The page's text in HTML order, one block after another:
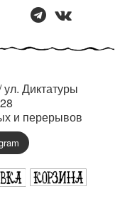
Диктатуры
и перерывов